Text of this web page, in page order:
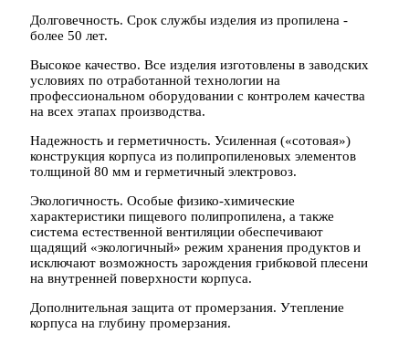
Долговечность. Срок службы изделия из пропилена -
более 50 лет.
Высокое качество. Все изделия изготовлены в заводских
условиях по отработанной технологии на
профессиональном оборудовании с контролем качества
на всех этапах производства.
Надежность и герметичность. Усиленная («сотовая»)
конструкция корпуса из полипропиленовых элементов
толщиной 80 мм и герметичный электровоз.
Экологичность. Особые физико-химические
характеристики пищевого полипропилена, а также
система естественной вентиляции обеспечивают
щадящий «экологичный» режим хранения продуктов и
исключают возможность зарождения грибковой плесени
на внутренней поверхности корпуса.
Дополнительная защита от промерзания. Утепление
корпуса на глубину промерзания.